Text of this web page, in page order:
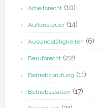
Arbeitsrecht(10)
Außensteuer(14)
Auslandstätigkeiten (6)
Berufsrecht(22)
Betriebsprüfung (11)
Betriebsstätten (17)